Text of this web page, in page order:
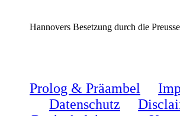
Hannovers Besetzung durch die
Prolog & Präambel
Datenschutz